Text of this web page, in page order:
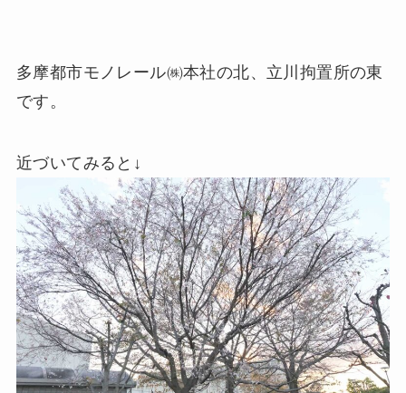
多摩都市モノレール㈱本社の北、立川拘置所の東
です。
近づいてみると↓